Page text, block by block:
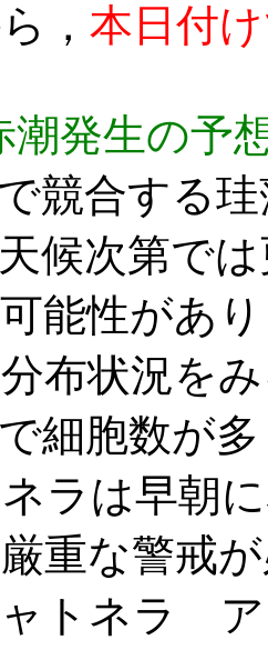
， 本日付
潮発生の予
競合する
候次第で
能性があ
布状況を
細胞数が
ラは早朝
重な警戒
トネラ ア